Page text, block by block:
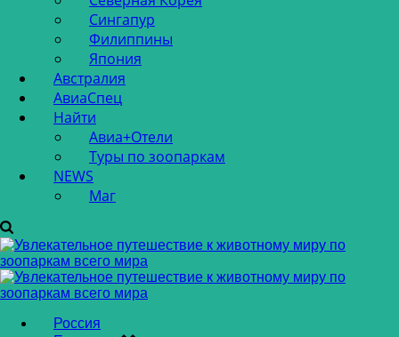
Сингапур
Филиппины
Япония
Австралия
АвиаСпец
Найти
Авиа+Отели
Туры по зоопаркам
NEWS
Маг
Россия